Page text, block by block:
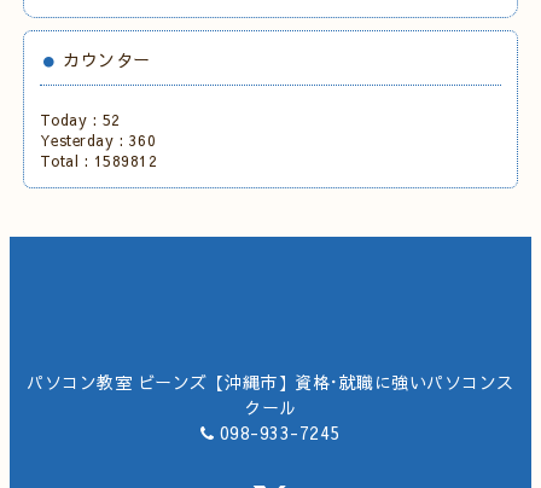
カウンター
Today : 52
Yesterday : 360
Total : 1589812
パソコン教室 ビーンズ【沖縄市】資格･就職に強いパソコンス
クール
098-933-7245